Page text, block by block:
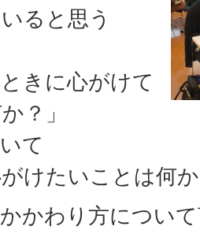
ると思う
きに心がけて
？」
て
がけたいことは何
かわり方につい